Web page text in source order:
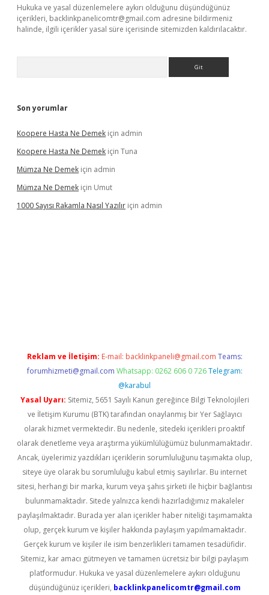
Hukuka ve yasal düzenlemelere aykırı olduğunu düşündüğünüz
içerikleri, backlinkpanelicomtr@gmail.com adresine bildirmeniz
halinde, ilgili içerikler yasal süre içerisinde sitemizden kaldırılacaktır.
Son yorumlar
Koopere Hasta Ne Demek için admin
Koopere Hasta Ne Demek için Tuna
Mümza Ne Demek için admin
Mümza Ne Demek için Umut
1000 Sayısı Rakamla Nasıl Yazılır için admin
Reklam ve İletişim: E-mail: backlinkpaneli@gmail.com Teams:
forumhizmeti@gmail.com Whatsapp: 0262 606 0 726 Telegram:
@karabul
Yasal Uyarı: Sitemiz, 5651 Sayılı Kanun gereğince Bilgi Teknolojileri
ve İletişim Kurumu (BTK) tarafından onaylanmış bir Yer Sağlayıcı
olarak hizmet vermektedir. Bu nedenle, sitedeki içerikleri proaktif
olarak denetleme veya araştırma yükümlülüğümüz bulunmamaktadır.
Ancak, üyelerimiz yazdıkları içeriklerin sorumluluğunu taşımakta olup,
siteye üye olarak bu sorumluluğu kabul etmiş sayılırlar. Bu internet
sitesi, herhangi bir marka, kurum veya şahıs şirketi ile hiçbir bağlantısı
bulunmamaktadır. Sitede yalnızca kendi hazırladığımız makaleler
paylaşılmaktadır. Burada yer alan içerikler haber niteliği taşımamakta
olup, gerçek kurum ve kişiler hakkında paylaşım yapılmamaktadır.
Gerçek kurum ve kişiler ile isim benzerlikleri tamamen tesadüfidir.
Sitemiz, kar amacı gütmeyen ve tamamen ücretsiz bir bilgi paylaşım
platformudur. Hukuka ve yasal düzenlemelere aykırı olduğunu
düşündüğünüz içerikleri, backlinkpanelicomtr@gmail.com